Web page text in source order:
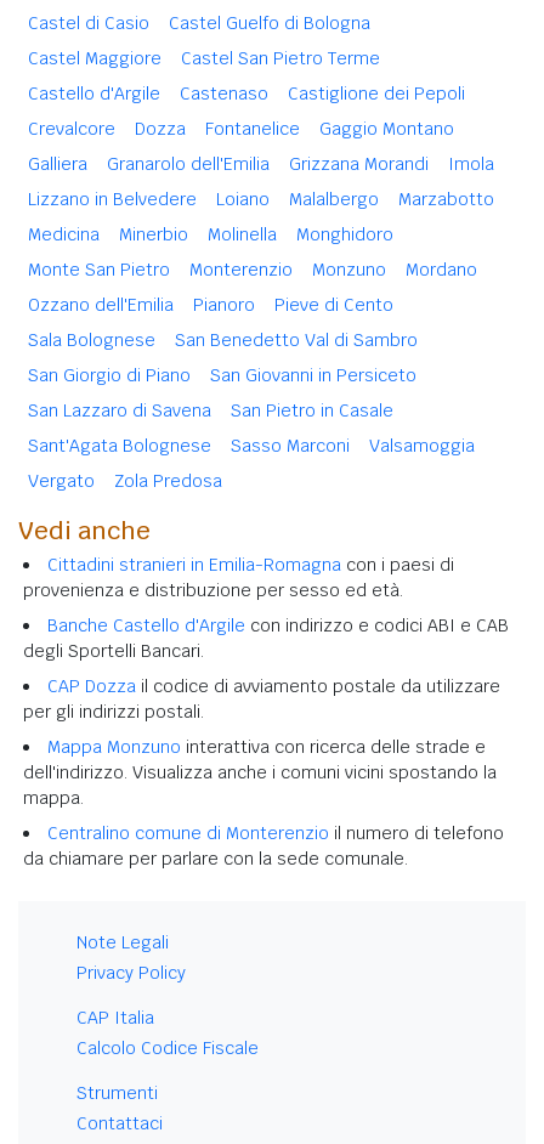
Castel di Casio
Castel Guelfo di Bologna
Castel Maggiore
Castel San Pietro Terme
Castello d'Argile
Castenaso
Castiglione dei Pepoli
Crevalcore
Dozza Fontanelice
Gaggio Montano
Galliera
Granarolo dell'Emilia Grizzana Morandi
Imola
Lizzano in Belvedere
Loiano Malalbergo
Marzabotto
Medicina
Minerbio Molinella
Monghidoro
Monte San Pietro
Monterenzio Monzuno
Mordano
Ozzano dell'Emilia
Pianoro
Pieve di Cento
Sala Bolognese
San Benedetto Val di Sambro
San Giorgio di Piano
San Giovanni in Persiceto
San Lazzaro di Savena
San Pietro in Casale
Sant'Agata Bolognese
Sasso Marconi
Valsamoggia
Vergato
Zola Predosa
Vedi anche
Cittadini stranieri in Emilia-Romagna con i paesi di
provenienza e distribuzione per sesso ed età.
Banche Castello d'Argile con indirizzo e codici ABI e CAB
degli Sportelli Bancari.
CAP Dozza il codice di avviamento postale da utilizzare
per gli indirizzi postali.
Mappa Monzuno interattiva con ricerca delle strade e
dell'indirizzo. Visualizza anche i comuni vicini spostando la
mappa.
Centralino comune di Monterenzio il numero di telefono
da chiamare per parlare con la sede comunale.
Note Legali
Privacy Policy
CAP Italia
Calcolo Codice Fiscale
Strumenti
Contattaci